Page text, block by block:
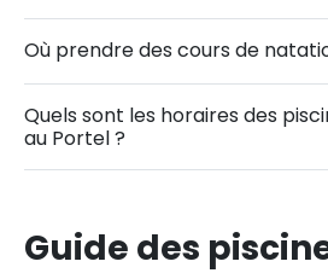
Où prendre des cours de
Quels sont les horaires des
au Portel ?
Guide des